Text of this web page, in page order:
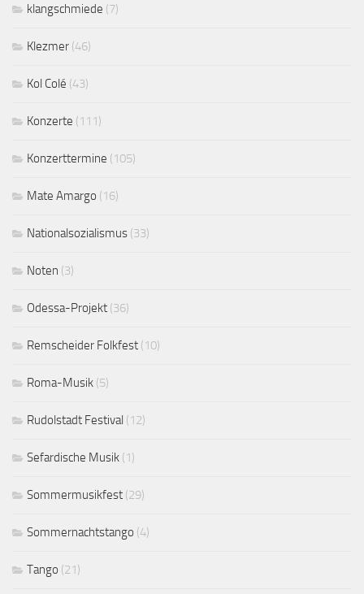
klangschmiede (7)
Klezmer (46)
Kol Colé (43)
Konzerte (111)
Konzerttermine (105)
Mate Amargo (16)
Nationalsozialismus (33)
Noten (3)
Odessa-Projekt (36)
Remscheider Folkfest (10)
Roma-Musik (5)
Rudolstadt Festival (12)
Sefardische Musik (1)
Sommermusikfest (29)
Sommernachtstango (4)
Tango (21)